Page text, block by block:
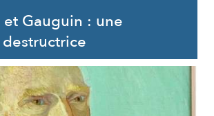
et Gauguin : une